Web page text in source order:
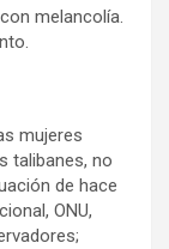
melancolía.
mujeres
talibanes, no
de hace
ONU,